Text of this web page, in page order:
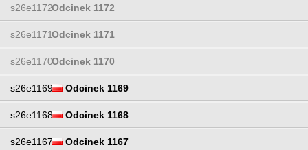
s26e1172Odcinek 1172
s26e1171Odcinek 1171
s26e1170Odcinek 1170
s26e1169 Odcinek 1169
s26e1168 Odcinek 1168
s26e1167 Odcinek 1167